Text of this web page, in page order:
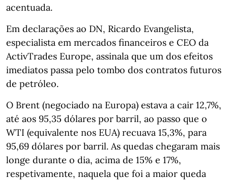
acentuada.
Em declarações ao DN, Ricardo Evangelista,
especialista em mercados financeiros e CEO da
ActivTrades Europe, assinala que um dos efeitos
imediatos passa pelo tombo dos contratos futuros
de petróleo.
O Brent (negociado na Europa) estava a cair 12,7%,
até aos 95,35 dólares por barril, ao passo que o
WTI (equivalente nos EUA) recuava 15,3%, para
95,69 dólares por barril. As quedas chegaram mais
longe durante o dia, acima de 15% e 17%,
respetivamente, naquela que foi a maior queda